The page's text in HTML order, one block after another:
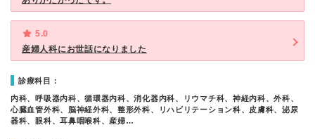
5.0
産婦人科にお世話になりました
診療科目：
内科、呼吸器内科、循環器内科、消化器内科、リウマチ科、神経内科、外科、
心臓血管外科、脳神経外科、整形外科、リハビリテーション科、皮膚科、泌尿
器科、眼科、耳鼻咽喉科、産婦…